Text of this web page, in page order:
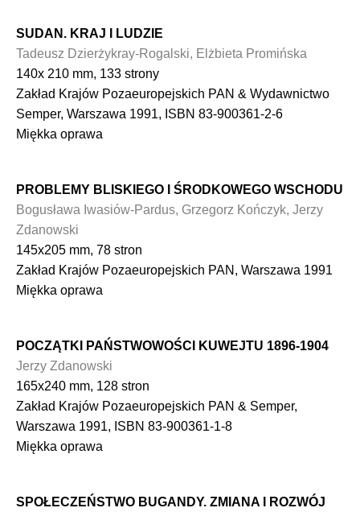
SUDAN. KRAJ I LUDZIE
Tadeusz Dzierżykray-Rogalski, Elżbieta Promińska
140x 210 mm, 133 strony
Zakład Krajów Pozaeuropejskich PAN & Wydawnictwo
Semper, Warszawa 1991, ISBN 83-900361-2-6
Miękka oprawa
PROBLEMY BLISKIEGO I ŚRODKOWEGO WSCHODU
Bogusława Iwasiów-Pardus, Grzegorz Kończyk, Jerzy
Zdanowski
145x205 mm, 78 stron
Zakład Krajów Pozaeuropejskich PAN, Warszawa 1991
Miękka oprawa
POCZĄTKI PAŃSTWOWOŚCI KUWEJTU 1896-1904
Jerzy Zdanowski
165x240 mm, 128 stron
Zakład Krajów Pozaeuropejskich PAN & Semper,
Warszawa 1991, ISBN 83-900361-1-8
Miękka oprawa
SPOŁECZEŃSTWO BUGANDY. ZMIANA I ROZWÓJ